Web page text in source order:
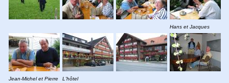
Hans et Jacques
Jean-Michel et Pierre L'hôtel